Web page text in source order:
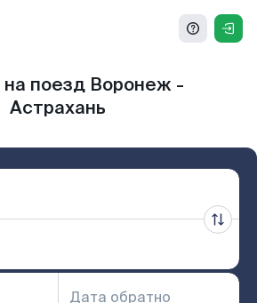
поезд Воронеж -
Астрахань